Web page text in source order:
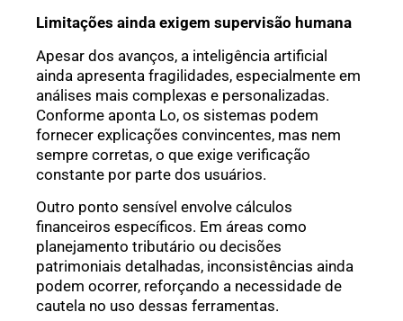
Limitações ainda exigem supervisão humana
Apesar dos avanços, a inteligência artificial
ainda apresenta fragilidades, especialmente em
análises mais complexas e personalizadas.
Conforme aponta Lo, os sistemas podem
fornecer explicações convincentes, mas nem
sempre corretas, o que exige verificação
constante por parte dos usuários.
Outro ponto sensível envolve cálculos
financeiros específicos. Em áreas como
planejamento tributário ou decisões
patrimoniais detalhadas, inconsistências ainda
podem ocorrer, reforçando a necessidade de
cautela no uso dessas ferramentas.